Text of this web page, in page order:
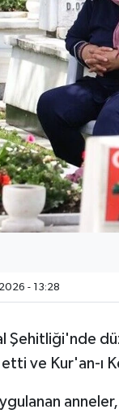
- 13:28
Şehitliği'nde
etti ve Kur'an-ı